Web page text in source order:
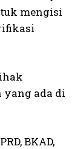
mengisi
yang ada di
BKAD,